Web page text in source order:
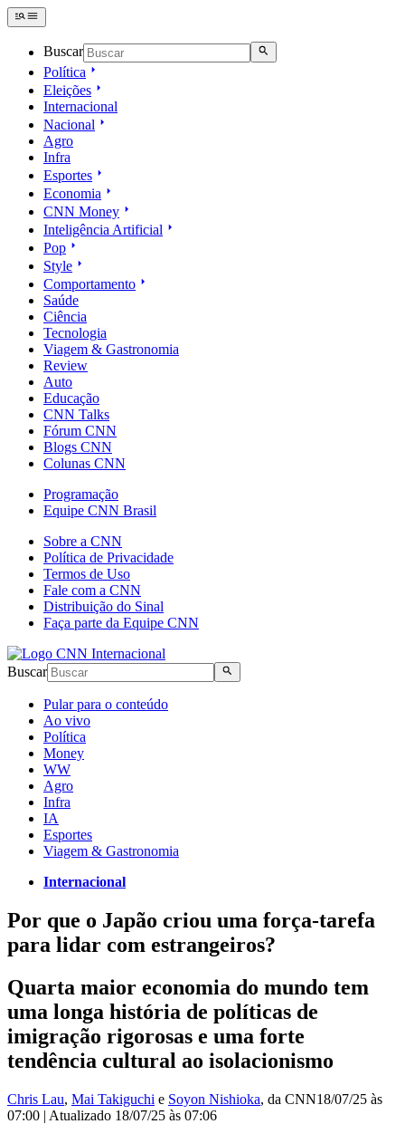
Buscar
Política
Eleições
Internacional
Nacional
Agro
Infra
Esportes
Economia
CNN Money
Inteligência Artificial
Pop
Style
Comportamento
Saúde
Ciência
Tecnologia
Viagem & Gastronomia
Review
Auto
Educação
CNN Talks
Fórum CNN
Blogs CNN
Colunas CNN
Programação
Equipe CNN Brasil
Sobre a CNN
Política de Privacidade
Termos de Uso
Fale com a CNN
Distribuição do Sinal
Faça parte da Equipe CNN
Buscar
Pular para o conteúdo
Ao vivo
Política
Money
WW
Agro
Infra
IA
Esportes
Viagem & Gastronomia
Internacional
Por que o Japão criou uma força-tarefa
para lidar com estrangeiros?
Quarta maior economia do mundo tem
uma longa história de políticas de
imigração rigorosas e uma forte
tendência cultural ao isolacionismo
Chris Lau, Mai Takiguchi e Soyon Nishioka, da CNN18/07/25 às
07:00 | Atualizado 18/07/25 às 07:06